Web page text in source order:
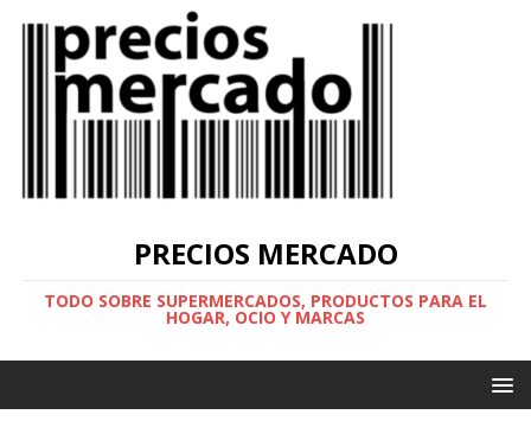
PRECIOS MERCADO
TODO SOBRE SUPERMERCADOS, PRODUCTOS PARA EL
HOGAR, OCIO Y MARCAS